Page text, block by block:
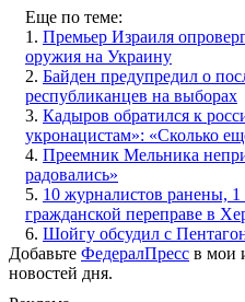
Еще по теме:
1. Премьер Израиля
оружия на Украину
2. Байден предупредил о
республиканцев на выборах
3. Кадыров обратился к
укронацистам»: «Сколько
4. Преемник Мельника
радовались»
5. 10 журналистов ранены,
гражданской переправе в
6. Шойгу обсудил с
Добавьте ФедералПресс в мои
новостей дня.